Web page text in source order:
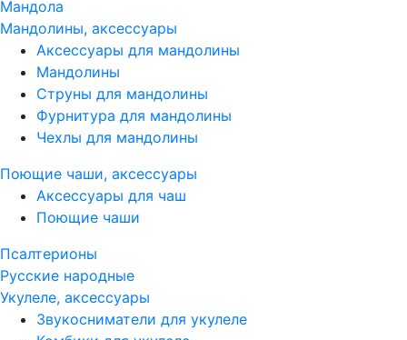
Мандола
Мандолины, аксессуары
Аксессуары для мандолины
Мандолины
Струны для мандолины
Фурнитура для мандолины
Чехлы для мандолины
Поющие чаши, аксессуары
Аксессуары для чаш
Поющие чаши
Псалтерионы
Русские народные
Укулеле, аксессуары
Звукосниматели для укулеле